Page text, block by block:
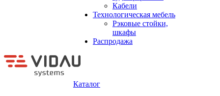
Кабели
Технологическая мебель
Рэковые стойки,
шкафы
Распродажа
Каталог